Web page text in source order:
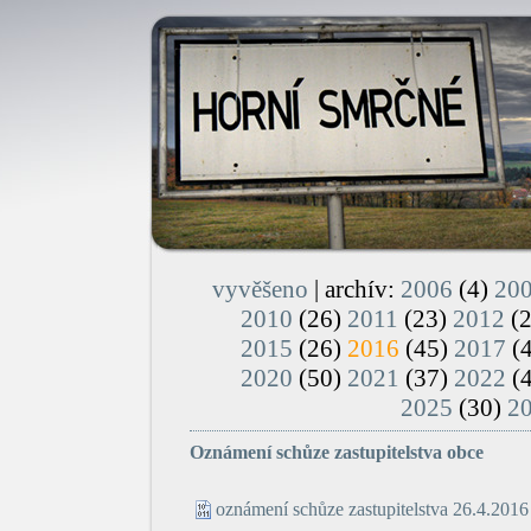
vyvěšeno | archív: 2006 (4)
2010 (26) 2011 (23) 2012
2015 (26) 2016 (45) 2017
2020 (50) 2021 (37) 2022
2025 (30)
Oznámení schůze zastupitelstva obce
oznámení schůze zastupitelstva 26.4.2016